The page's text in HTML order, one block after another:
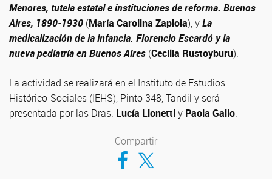
Menores, tutela estatal e instituciones de reforma. Buenos
Aires, 1890-1930 (María Carolina Zapiola), yLa
medicalización de la infancia. Florencio Escardó y la
nueva pediatría en Buenos Aires (Cecilia Rustoyburu).
La actividad se realizará en el Instituto de Estudios
Histórico-Sociales (IEHS), Pinto 348, Tandil y será
presentada por las Dras. Lucía Lionettiy Paola Gallo.
Compartir
Compartir en Facebook
Compartir en Twitter